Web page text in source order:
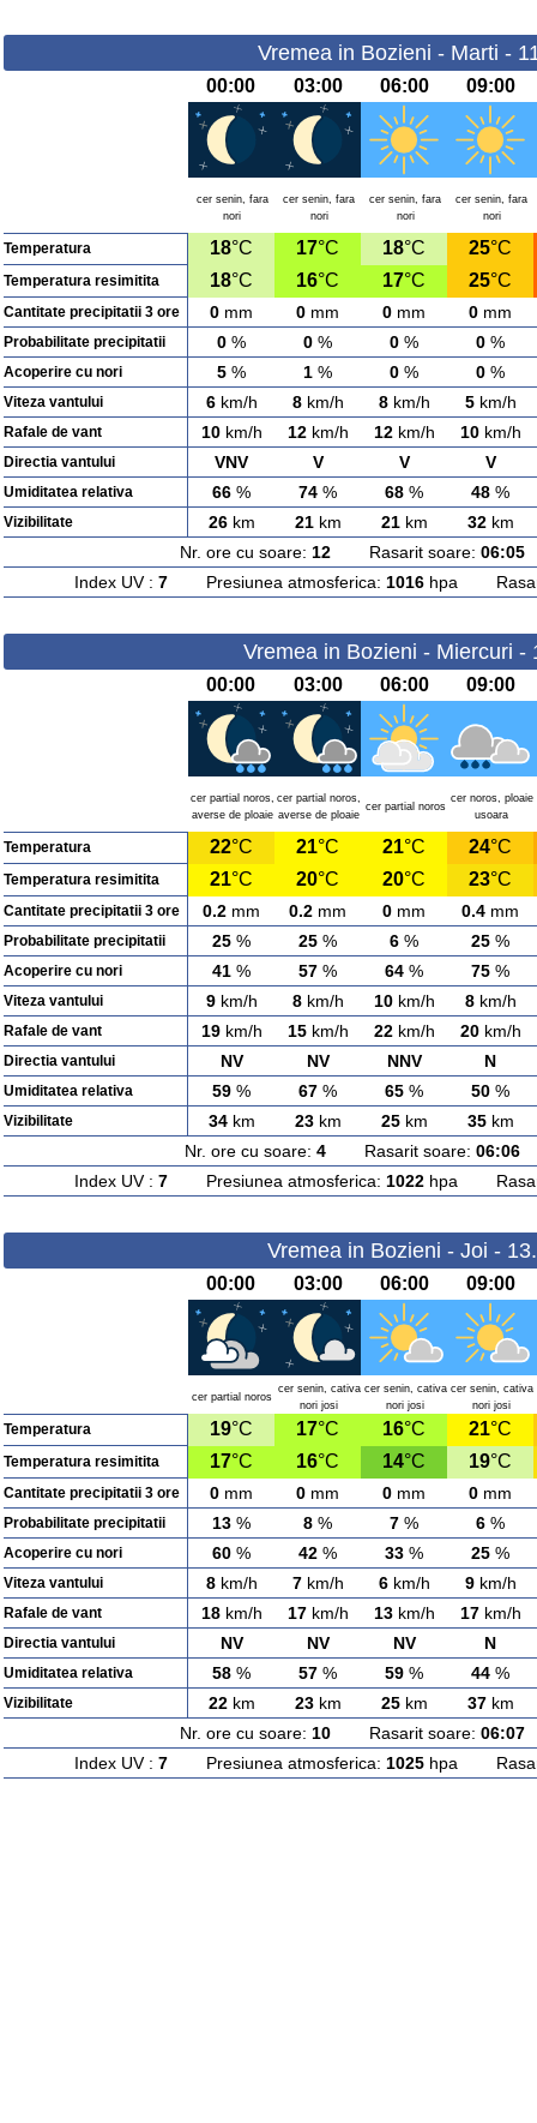
Vremea in Bozieni - Marti -
00:00 03:00 06:00 09:00
cer senin, fara
nori
cer senin, fara
nori
cer senin, fara
nori
cer senin, fara
nori
Temperatura 18°C 17°C 18°C 25°C
Temperatura resimitita 18°C 16°C 17°C 25°C
Cantitate precipitatii 3 ore 0 mm 0 mm 0 mm 0 mm
Probabilitate precipitatii 0 % 0 % 0 % 0 %
Acoperire cu nori 5 % 1 % 0 % 0 %
Viteza vantului 6km/h 8km/h 8km/h 5km/h
Rafale de vant 10km/h 12km/h 12km/h 10km/h
Directia vantului VNV V V V
Umiditatea relativa 66 % 74 % 68 % 48 %
Vizibilitate 26km 21km 21km 32km
Nr. ore cu soare: 12Rasarit soare: 06:05
Index UV : 7Presiunea atmosferica: 1016hpa
Vremea in Bozieni - Miercuri -
00:00 03:00 06:00 09:00
cer partial noros,
averse de ploaie
cer partial noros,
averse de ploaie
cer partial noros
cer noros, ploaie
usoara
Temperatura 22°C 21°C 21°C 24°C
Temperatura resimitita 21°C 20°C 20°C 23°C
Cantitate precipitatii 3 ore 0.2 mm 0.2 mm 0 mm 0.4 mm
Probabilitate precipitatii 25 % 25 % 6 % 25 %
Acoperire cu nori 41 % 57 % 64 % 75 %
Viteza vantului 9km/h 8km/h 10km/h 8km/h
Rafale de vant 19km/h 15km/h 22km/h 20km/h
Directia vantului NV NV NNV N
Umiditatea relativa 59 % 67 % 65 % 50 %
Vizibilitate 34km 23km 25km 35km
Nr. ore cu soare: 4Rasarit soare: 06:06
Index UV : 7Presiunea atmosferica: 1022hpa
Vremea in Bozieni - Joi -
00:00 03:00 06:00 09:00
cer partial noros
cer senin, cativa
nori josi
cer senin, cativa
nori josi
cer senin, cativa
nori josi
Temperatura 19°C 17°C 16°C 21°C
Temperatura resimitita 17°C 16°C 14°C 19°C
Cantitate precipitatii 3 ore 0 mm 0 mm 0 mm 0 mm
Probabilitate precipitatii 13 % 8 % 7 % 6 %
Acoperire cu nori 60 % 42 % 33 % 25 %
Viteza vantului 8km/h 7km/h 6km/h 9km/h
Rafale de vant 18km/h 17km/h 13km/h 17km/h
Directia vantului NV NV NV N
Umiditatea relativa 58 % 57 % 59 % 44 %
Vizibilitate 22km 23km 25km 37km
Nr. ore cu soare: 10Rasarit soare: 06:07
Index UV : 7Presiunea atmosferica: 1025hpa